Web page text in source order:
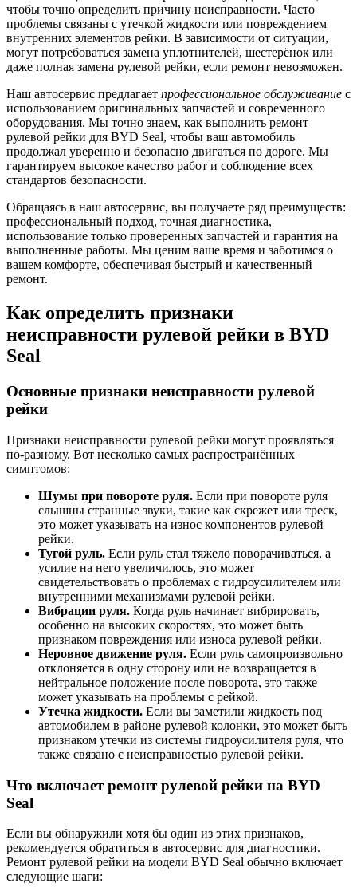
чтобы точно определить причину неисправности. Часто
проблемы связаны с утечкой жидкости или повреждением
внутренних элементов рейки. В зависимости от ситуации,
могут потребоваться замена уплотнителей, шестерёнок или
даже полная замена рулевой рейки, если ремонт невозможен.
Наш автосервис предлагает профессиональное обслуживание с
использованием оригинальных запчастей и современного
оборудования. Мы точно знаем, как выполнить ремонт
рулевой рейки для BYD Seal, чтобы ваш автомобиль
продолжал уверенно и безопасно двигаться по дороге. Мы
гарантируем высокое качество работ и соблюдение всех
стандартов безопасности.
Обращаясь в наш автосервис, вы получаете ряд преимуществ:
профессиональный подход, точная диагностика,
использование только проверенных запчастей и гарантия на
выполненные работы. Мы ценим ваше время и заботимся о
вашем комфорте, обеспечивая быстрый и качественный
ремонт.
Как определить признаки
неисправности рулевой рейки в BYD
Seal
Основные признаки неисправности рулевой
рейки
Признаки неисправности рулевой рейки могут проявляться
по-разному. Вот несколько самых распространённых
симптомов:
Шумы при повороте руля. Если при повороте руля
слышны странные звуки, такие как скрежет или треск,
это может указывать на износ компонентов рулевой
рейки.
Тугой руль. Если руль стал тяжело поворачиваться, а
усилие на него увеличилось, это может
свидетельствовать о проблемах с гидроусилителем или
внутренними механизмами рулевой рейки.
Вибрации руля. Когда руль начинает вибрировать,
особенно на высоких скоростях, это может быть
признаком повреждения или износа рулевой рейки.
Неровное движение руля. Если руль самопроизвольно
отклоняется в одну сторону или не возвращается в
нейтральное положение после поворота, это также
может указывать на проблемы с рейкой.
Утечка жидкости. Если вы заметили жидкость под
автомобилем в районе рулевой колонки, это может быть
признаком утечки из системы гидроусилителя руля, что
также связано с неисправностью рулевой рейки.
Что включает ремонт рулевой рейки на BYD
Seal
Если вы обнаружили хотя бы один из этих признаков,
рекомендуется обратиться в автосервис для диагностики.
Ремонт рулевой рейки на модели BYD Seal обычно включает
следующие шаги: